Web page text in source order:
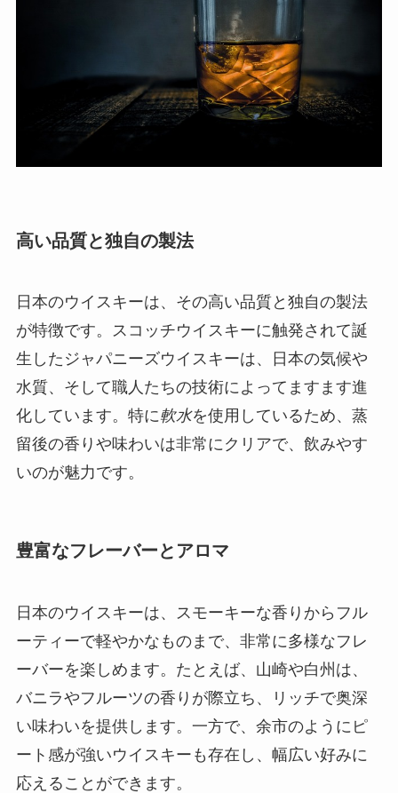
高い品質と独自の製法
日本のウイスキーは、その高い品質と独自の製法
が特徴です。スコッチウイスキーに触発されて誕
生したジャパニーズウイスキーは、日本の気候や
水質、そして職人たちの技術によってますます進
化しています。特に軟水を使用しているため、蒸
留後の香りや味わいは非常にクリアで、飲みやす
いのが魅力です。
豊富なフレーバーとアロマ
日本のウイスキーは、スモーキーな香りからフル
ーティーで軽やかなものまで、非常に多様なフレ
ーバーを楽しめます。たとえば、山崎や白州は、
バニラやフルーツの香りが際立ち、リッチで奥深
い味わいを提供します。一方で、余市のようにピ
ート感が強いウイスキーも存在し、幅広い好みに
応えることができます。